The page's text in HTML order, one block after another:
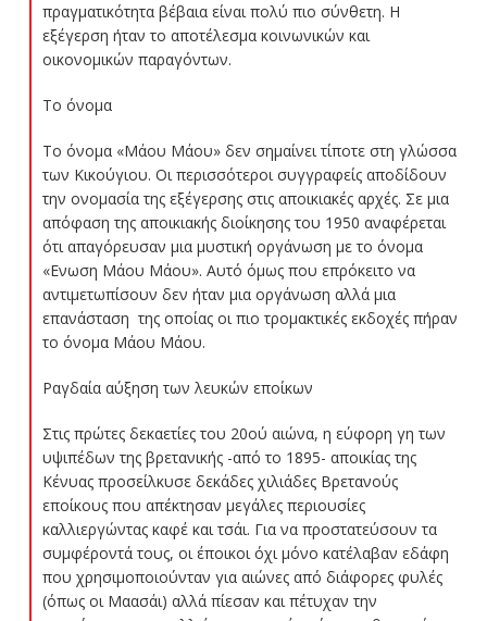
πραγματικότητα βέβαια είναι πολύ πιο σύνθετη. Η
εξέγερση ήταν το αποτέλεσμα κοινωνικών και
οικονομικών παραγόντων.
Το όνομα
Το όνομα «Μάου Μάου» δεν σημαίνει τίποτε στη γλώσσα
των Κικούγιου. Οι περισσότεροι συγγραφείς αποδίδουν
την ονομασία της εξέγερσης στις αποικιακές αρχές. Σε μια
απόφαση της αποικιακής διοίκησης του 1950 αναφέρεται
ότι απαγόρευσαν μια μυστική οργάνωση με το όνομα
«Ενωση Μάου Μάου». Αυτό όμως που επρόκειτο να
αντιμετωπίσουν δεν ήταν μια οργάνωση αλλά μια
επανάσταση  της οποίας οι πιο τρομακτικές εκδοχές πήραν
το όνομα Μάου Μάου.
Ραγδαία αύξηση των λευκών εποίκων
Στις πρώτες δεκαετίες του 20ού αιώνα, η εύφορη γη των
υψιπέδων της βρετανικής -από το 1895- αποικίας της
Κένυας προσείλκυσε δεκάδες χιλιάδες Βρετανούς
εποίκους που απέκτησαν μεγάλες περιουσίες
καλλιεργώντας καφέ και τσάι. Για να προστατεύσουν τα
συμφέροντά τους, οι έποικοι όχι μόνο κατέλαβαν εδάφη
που χρησιμοποιούνταν για αιώνες από διάφορες φυλές
(όπως οι Μαασάι) αλλά πίεσαν και πέτυχαν την